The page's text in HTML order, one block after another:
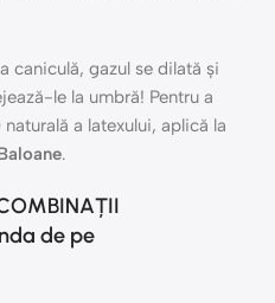
caniculă, gazul se dilată și
le la umbră! Pentru a
a latexului, aplică la
.
de pe